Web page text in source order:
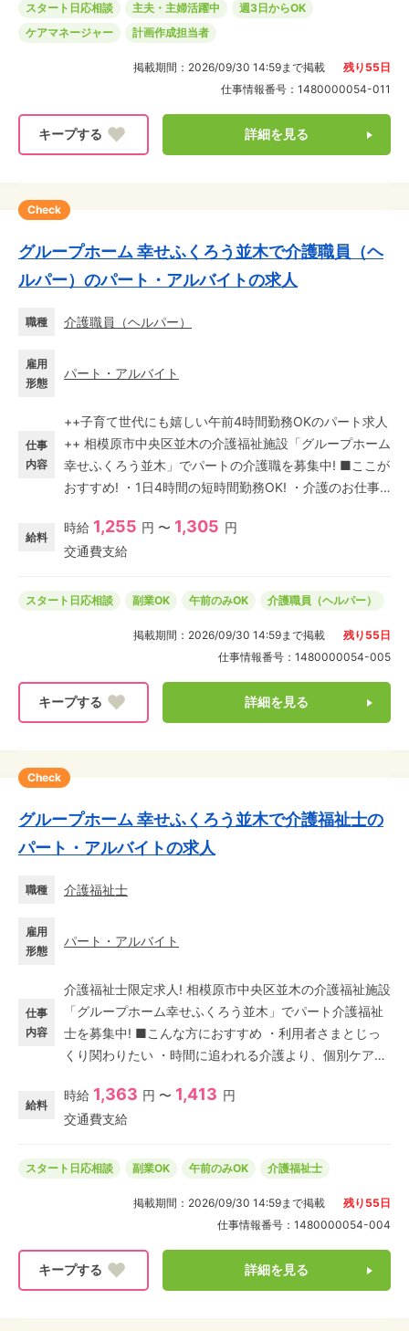
スタート日応相談 主夫・主婦活躍中
週3日からOK
ケアマネージャー
計画作成担当者
掲載期間： 2026/09/30 14:59まで掲載 残り 55 日
仕事情報番号： 1480000054-011
詳細を見る
Check
グループホーム 幸せふくろう並木で介護職員（ヘ
ルパー）のパート・アルバイトの求人
職種 介護職員（ヘルパー）
雇用
形態
パート・アルバイト
仕事
内容
++子育て世代にも嬉しい午前4時間勤務OKのパート求人
++ 相模原市中央区並木の介護福祉施設「グループホーム
幸せふくろう並木」でパートの介護職を募集中! ■ここが
おすすめ! ・1日4時間の短時間勤務OK! ・介護のお仕事
に合わせて短時間勤務選択可能なので、家庭や子育てと
両立しながら主婦・主夫も活躍中★ 午前はオシゴト、午
ながら働けますよ! グループホームなら洗濯や料理、掃除
にもおすすめです!
給料
時給 1,255 円 〜 1,305 円
交通費支給
スタート日応相談 副業OK 午前のみOK 介護職員（ヘルパー）
掲載期間： 2026/09/30 14:59まで掲載 残り 55 日
仕事情報番号： 1480000054-005
詳細を見る
Check
グループホーム 幸せふくろう並木で介護福祉士の
パート・アルバイトの求人
職種 介護福祉士
雇用
形態
パート・アルバイト
仕事
内容
介護福祉士限定求人! 相模原市中央区並木の介護福祉施設
「グループホーム幸せふくろう並木」でパート介護福祉
士を募集中! ■こんな方におすすめ ・利用者さまとじっ
くり関わりたい ・時間に追われる介護より、個別ケアに
立しながら働きたい ひとつでも当てはまれば、是非ご応
募ください! 週2～×日勤のみ!1日4時間の短時間勤務も
ケア専門のグループホームで、新たなオシゴトに挑戦し
給料
時給 1,363 円 〜 1,413 円
交通費支給
スタート日応相談 副業OK 午前のみOK 介護福祉士
掲載期間： 2026/09/30 14:59まで掲載 残り 55 日
仕事情報番号： 1480000054-004
詳細を見る